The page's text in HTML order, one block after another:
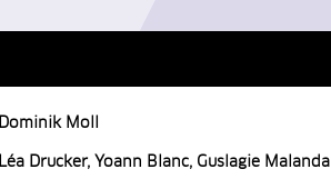
Dominik Moll
Léa Drucker, Yoann Blanc, Guslagie Malanda